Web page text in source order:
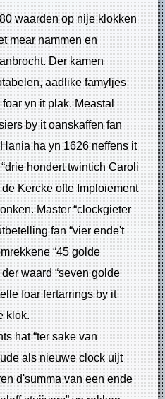
waarden op nije klokken
mear nammen en
Der kamen
aadlike famyljes
yn it plak. Meastal
by it oanskaffen fan
ha yn 1626 neffens it
hondert twintich Caroli
Kercke ofte Imploiement
Master “clockgieter
fan “vier ende't
“45 golde
waard “seven golde
foar fertarrings by it
klok.
hat “ter sake van
als nieuwe clock uijt
d'summa van een ende